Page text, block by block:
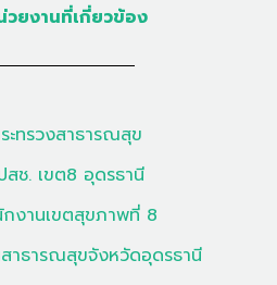
วยงานที่เกี่ยวข้อง
ะทรวงสาธารณสุข
สช. เขต8 อุดรธานี
กงานเขตสุขภาพที่ 8
าธารณสุขจังหวัดอุดรธานี